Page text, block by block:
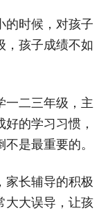
的时候，对孩子
，孩子成绩不如
一二三年级，主
的学习习惯，
是最重要的。
家长辅导的积极
大大误导，让孩